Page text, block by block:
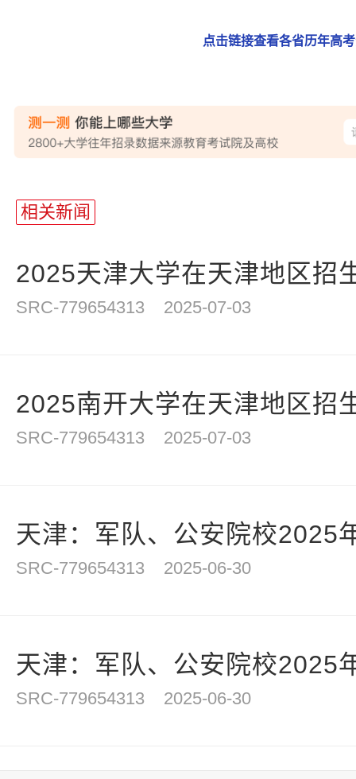
点击链接查看各省历年高
相关新闻
2025天津大学在天津地区招
SRC-779654313 2025-07-03
2025南开大学在天津地区招
SRC-779654313 2025-07-03
天津：军队、公安院校2025
SRC-779654313 2025-06-30
天津：军队、公安院校2025
SRC-779654313 2025-06-30